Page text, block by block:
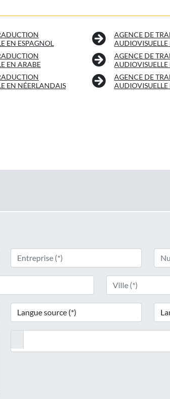
EN ESPAGNOL
AGENCE DE
EN ARABE
AGENCE DE
AUDIOVISUELLE
EN NÉERLANDAIS
AGENCE DE